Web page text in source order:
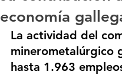
economía
La actividad del
minerometalúrgico
hasta 1.963